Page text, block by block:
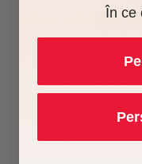
Uniforme horeca
În ce